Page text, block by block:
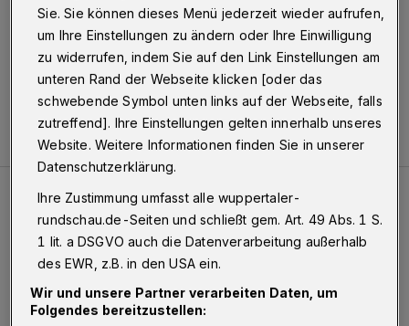
Meistgelesen Neueste Artikel Zum Thema
Ein Unzustand und Skandal
Sie. Sie können dieses Menü jederzeit wieder aufrufen,
um Ihre Einstellungen zu ändern oder Ihre Einwilligung
zu widerrufen, indem Sie auf den Link Einstellungen am
unteren Rand der Webseite klicken [oder das
schwebende Symbol unten links auf der Webseite, falls
zutreffend]. Ihre Einstellungen gelten innerhalb unseres
Website. Weitere Informationen finden Sie in unserer
Datenschutzerklärung.
Ihre Zustimmung umfasst alle wuppertaler-
rundschau.de-Seiten und schließt gem. Art. 49 Abs. 1 S.
1 lit. a DSGVO auch die Datenverarbeitung außerhalb
des EWR, z.B. in den USA ein.
Wir und unsere Partner verarbeiten Daten, um
Folgendes bereitzustellen: